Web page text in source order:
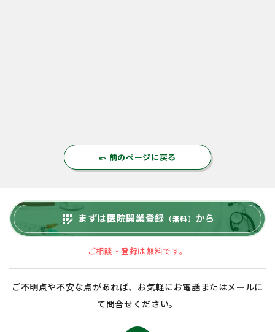
undo 前のページに戻る
app_registration まずは医院開業登録 （無料） から
ご相談・登録は無料です。
ご不明点や不安な点があれば、お気軽にお電話またはメールに
て問合せください。